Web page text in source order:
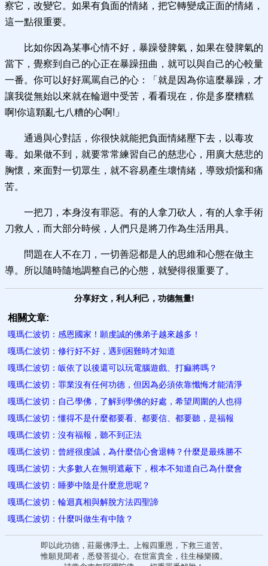
察它，改變它。如果有負面的情緒，把它轉變成正面的情緒，
這一點很重要。
比如你因為某事心情不好，暴躁發脾氣，如果在發脾氣的
當下，覺察到自己的心正在暴躁扭曲，就可以與自己的心較量
一番。你可以好好罵罵自己的心：「就是因為你這麼暴躁，才
讓我從無始以來就在輪迴中受苦，看看現在，你是多麼糟糕
啊!你這顆亂七八糟的心啊!」
通過與心對話，你很快就能把負面情緒壓下去，以毒攻
毒。如果做不到，就要常常練習自己的慈悲心，用廣大慈悲的
胸懷，來面對一切眾生，就不容易產生壞情緒，導致煩惱和痛
苦。
一把刀，本身沒有罪惡。有的人拿刀砍人，有的人拿手術
刀救人，而大部分時候，人們只是將刀作為生活用具。
問題在人不在刀，一切善惡都是人的思維和心態在做主
導。所以隨時隨地調整自己的心態，就變得很重要了。
分享好文，利人利己，功德無量!
相關文章:
嘎瑪仁波切：感恩國家！願虔誠的佛弟子越來越多！
嘎瑪仁波切：修行好不好，遇到困難時才知道
嘎瑪仁波切：皈依了以後還可以玩電腦遊戲、打痲將嗎？
嘎瑪仁波切：罪業沒有任何功德，但因為必須依靠懺悔才能清淨
嘎瑪仁波切：自己學佛，了解到學佛的好處，希望周圍的人也得
嘎瑪仁波切：懂得不是什麼都要看、都要信、都要聽，是福報
嘎瑪仁波切：沒有福報，聽不到正法
嘎瑪仁波切：曾經很虔誠，為什麼信心會退轉？什麼是最殊勝不
嘎瑪仁波切：大多數人在無明遮蔽下，根本不知道自己為什麼會
嘎瑪仁波切：睡夢中陰是什麼意思呢？
嘎瑪仁波切：輪迴真相與解脫方法四聖諦
嘎瑪仁波切：什麼叫做生有中陰？
即以此功德，莊嚴佛淨土。上報四重恩，下救三道苦。
惟願見聞者，悉發菩提心。在世富貴全，往生極樂國。